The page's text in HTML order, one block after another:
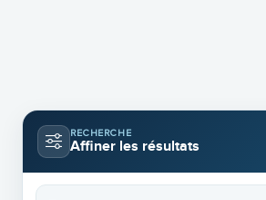
RECHERCHE
Affiner les résultats